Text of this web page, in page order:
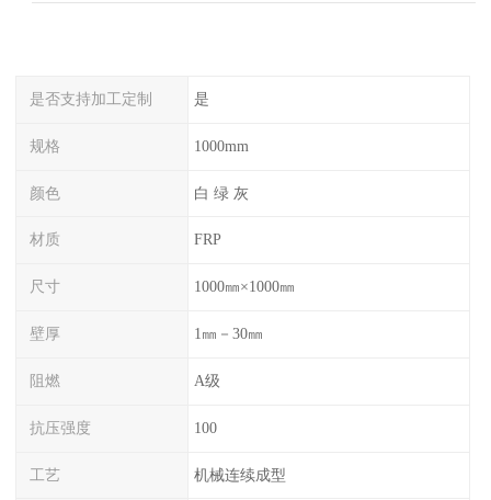
是否支持加工定制 是
规格 1000mm
颜色 白 绿 灰
材质 FRP
尺寸 1000㎜×1000㎜
壁厚 1㎜－30㎜
阻燃 A级
抗压强度 100
工艺 机械连续成型